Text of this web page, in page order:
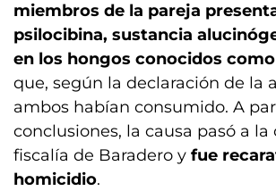
miembros de la pareja
psilocibina, sustancia
en los hongos conocidos
que, según la declaración de la
ambos habían consumido. A
conclusiones, la causa pasó a la
fiscalía de Baradero y fue
homicidio.